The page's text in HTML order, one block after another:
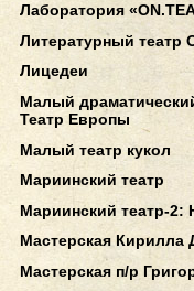
Лаборатория
Литературный театр
Лицедеи
Малый
Театр Европы
Малый театр кукол
Мариинский театр
Мариинский театр-2:
Мастерская Кирилла
Мастерская п/р